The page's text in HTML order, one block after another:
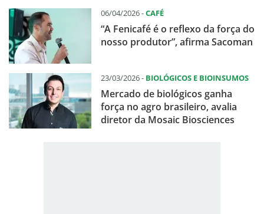
06/04/2026 -CAFÉ
“A Fenicafé é o reflexo da força do
nosso produtor”, afirma Sacoman
23/03/2026 - BIOLÓGICOS E BIOINSUMOS
Mercado de biológicos ganha
força no agro brasileiro, avalia
diretor da Mosaic Biosciences